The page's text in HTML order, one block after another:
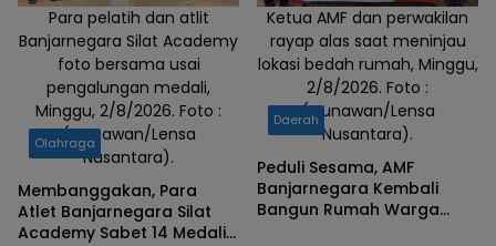
Para pelatih dan atlit
Banjarnegara Silat Academy
foto bersama usai
pengalungan medali,
Minggu, 2/8/2026. Foto :
(Gunawan/Lensa
Nusantara).
Olahraga
Membanggakan, Para
Atlet Banjarnegara Silat
Academy Sabet 14 Medali
Ketua AMF dan perwakilan
rayap alas saat meninjau
lokasi bedah rumah, Minggu,
2/8/2026. Foto :
(Gunawan/Lensa
Nusantara).
Daerah
Peduli Sesama, AMF
Banjarnegara Kembali
Bangun Rumah Warga